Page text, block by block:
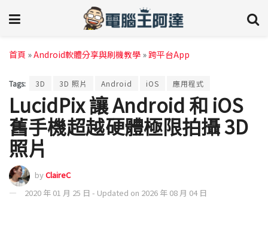
首頁 »Android軟體分享與刷機教學 »跨平台App
Tags: 3D 3D 照片 Android iOS 應用程式
LucidPix 讓 Android 和 iOS
舊手機超越硬體極限拍攝 3D
照片
byClaireC
2020 年 01 月 25 日 - Updated on 2026 年 08 月 04 日